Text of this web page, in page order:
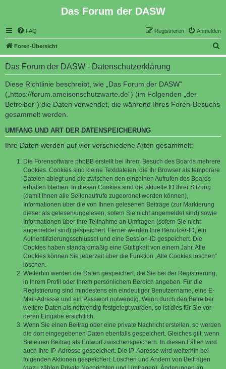
Das Forum der DASW
FAQ Anmelden
Registrieren
Foren-Übersicht
u
Das Forum der DASW - Datenschutzerklärung
Diese Richtlinie beschreibt, wie „Das Forum der DASW“
(„https://forum.ameisenschutzwarte.de“) (im Folgenden „der
Betreiber“) die Daten verwendet, die während Ihres Foren-Besuchs
gesammelt werden.
UMFANG UND ART DER DATENSPEICHERUNG
Ihre Daten werden auf vier verschiedene Arten gesammelt:
Die Forensoftware phpBB erstellt bei Ihrem Besuch des Boards mehrere
Cookies. Cookies sind kleine Textdateien, die Ihr Browser als temporäre
Dateien ablegt und die zwischen den einzelnen Aufrufen des Boards
erhalten bleiben. In diesen Cookies sind die aktuelle ID Ihrer Sitzung
(damit Ihnen alle Seitenaufrufe zugeordnet werden können),
Informationen über die von Ihnen gelesenen Beiträge (zur Markierung
dieser als gelesen/ungelesen; sofern Sie nicht angemeldet sind) sowie
Informationen über Ihre Teilnahme an Umfragen (sofern Sie nicht
angemeldet sind) gespeichert. Ferner werden Ihre Benutzer-ID, ein
Authentifizierungsschlüssel und eine Session-ID gespeichert. Die
Cookies haben standardmäßig eine Gültigkeit von einem Jahr. Alle
Cookies können Sie jederzeit über die Funktion „Alle Cookies löschen“
löschen.
Weiterhin werden die Daten gespeichert, die Sie bei der Registrierung,
in Ihrem Profil oder Ihrem persönlichem Bereich angeben. Für die
Registrierung sind mindestens ein eindeutiger Benutzername, eine E-
Mail-Adresse und ein Passwort notwendig. Wenn durch den Betreiber
weitere Daten als notwendig festgelegt wurden, so ist dies für Sie vor
deren Eingabe ersichtlich.
Wenn Sie einen Beitrag oder eine private Nachricht erstellen, so werden
die dort eingegebenen Daten ebenfalls gespeichert. Gleiches gilt, wenn
Sie einen Beitrag als Entwurf zwischenspeichern. In diesen Fällen wird
auch Ihre IP-Adresse gespeichert. Die IP-Adresse wird weiterhin bei
folgenden Aktionen gespeichert: Löschen und Ändern von Beiträgen